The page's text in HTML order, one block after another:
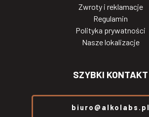
Zwroty i reklamacje
Regulamin
Polityka prywatności
Nasze lokalizacje
SZYBKI KONTAKT
biuro@alkolabs.pl